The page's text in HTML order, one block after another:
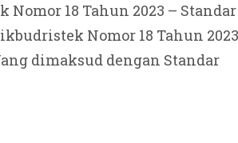
18 Tahun 2023 – Standar
Nomor 18 Tahun
dimaksud dengan Standar